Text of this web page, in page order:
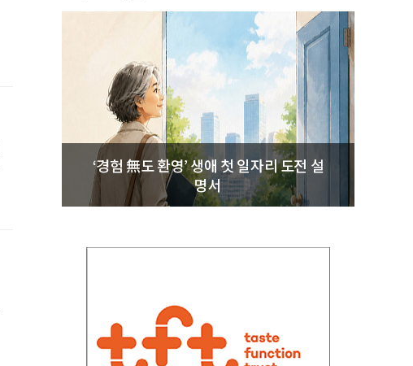
‘경험 無도 환영’ 생애 첫 일자리 도전 설
명서